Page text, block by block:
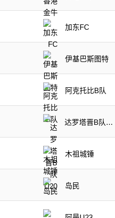
加东FC
伊基巴斯图特
阿克托比B队
达罗塔晋B队U2
木祖城锤
岛民